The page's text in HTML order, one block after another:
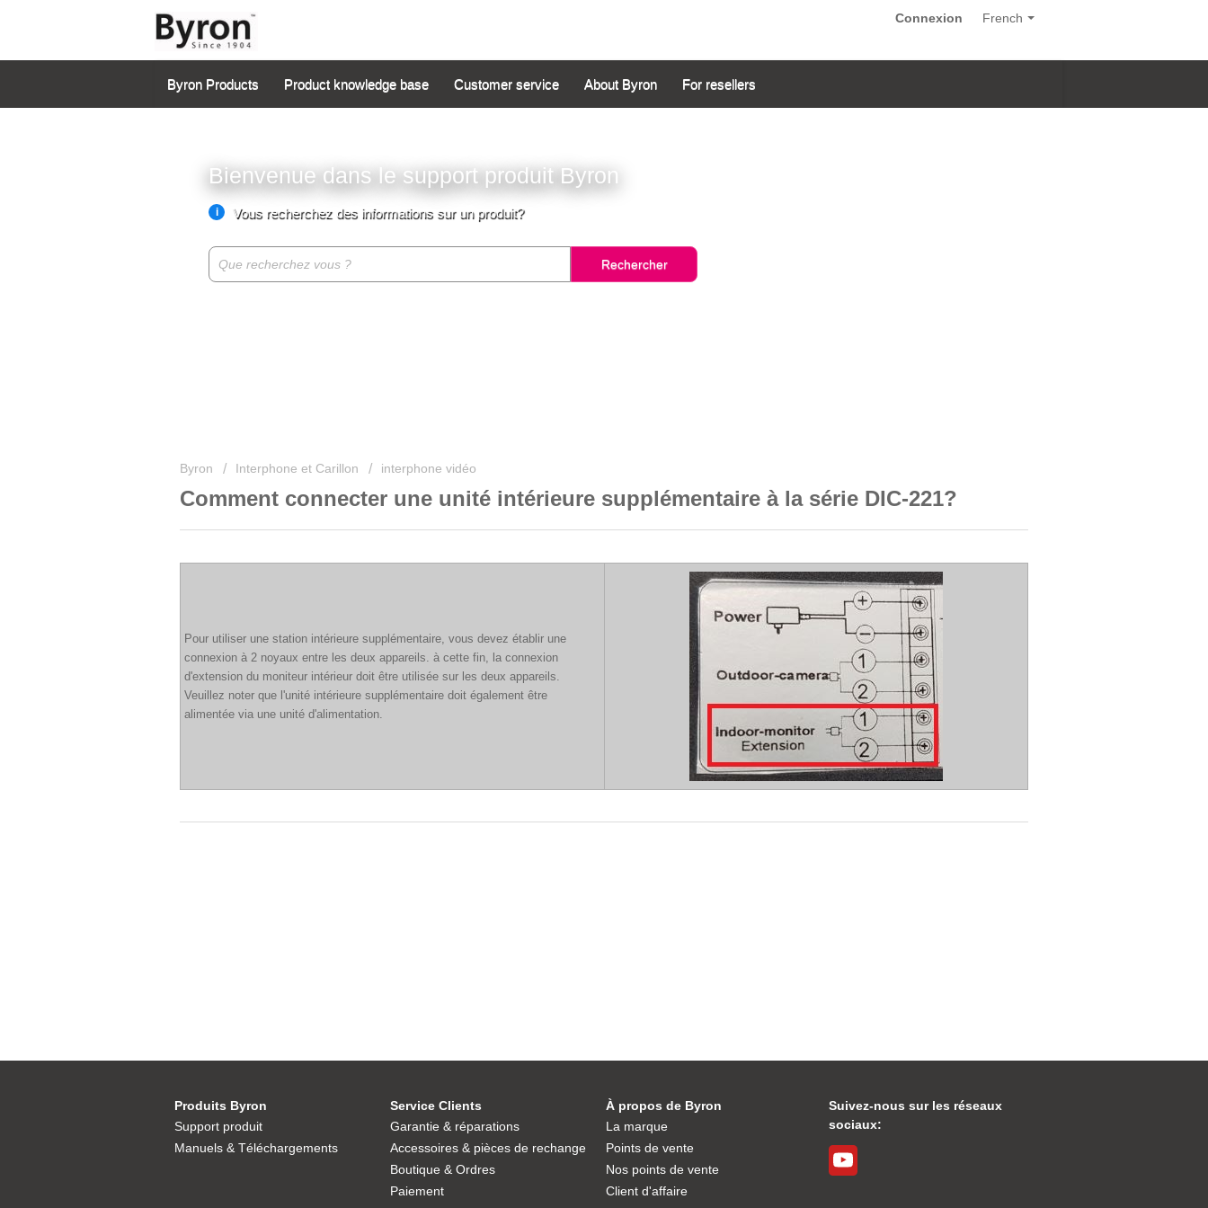
French
Connexion
Byron Products Product knowledge base Customer service About Byron For resellers
Bienvenue dans le support produit Byron
Vous recherchez des informations sur un produit?
i
Rechercher
Byron Interphone et Carillon interphone vidéo
Comment connecter une unité intérieure supplémentaire à la série DIC-221?
Pour utiliser une station intérieure supplémentaire, vous devez établir une
connexion à 2 noyaux entre les deux appareils. à cette fin, la connexion
d'extension du moniteur intérieur doit être utilisée sur les deux appareils.
Veuillez noter que l'unité intérieure supplémentaire doit également être
alimentée via une unité d'alimentation.
Produits Byron
Support produit
Manuels & Téléchargements
Service Clients
Garantie & réparations
Accessoires & pièces de rechange
Boutique & Ordres
Paiement
À propos de Byron
La marque
Points de vente
Nos points de vente
Client d'affaire
Suivez-nous sur les réseaux
sociaux: